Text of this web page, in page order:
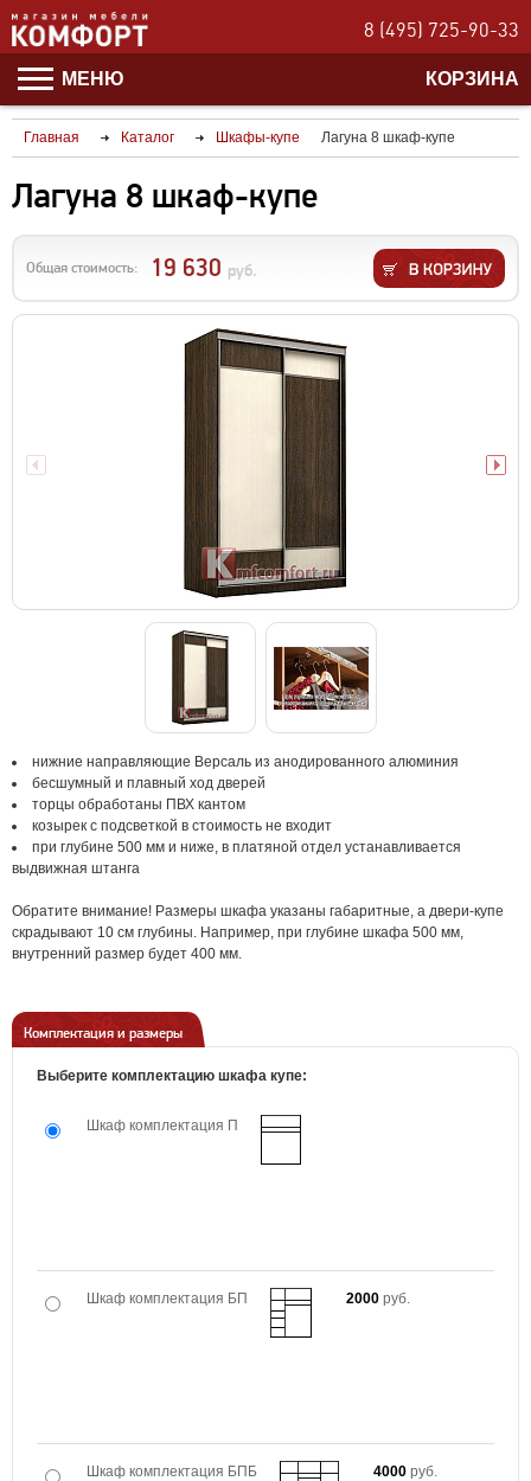
8 (495) 725-90-33
МЕНЮ КОРЗИНА
Главная Каталог Шкафы-купе Лагуна 8 шкаф-купе
Лагуна 8 шкаф-купе
Общая стоимость: 19 630 руб.
нижние направляющие Версаль из анодированного алюминия
бесшумный и плавный ход дверей
торцы обработаны ПВХ кантом
козырек с подсветкой в стоимость не входит
при глубине 500 мм и ниже, в платяной отдел устанавливается
выдвижная штанга
Обратите внимание! Размеры шкафа указаны габаритные, а двери-купе
скрадывают 10 см глубины. Например, при глубине шкафа 500 мм,
внутренний размер будет 400 мм.
Комплектация и размеры
Выберите комплектацию шкафа купе:
Шкаф комплектация П
Шкаф комплектация БП 2000 руб.
Шкаф комплектация БПБ 4000 руб.